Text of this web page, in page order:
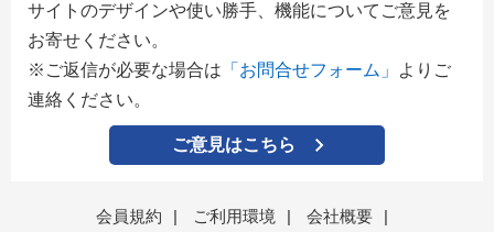
サイトのデザインや使い勝手、機能についてご意見を
お寄せください。
※ご返信が必要な場合は 「お問合せフォーム」
よりご
連絡ください。
ご意見はこちら
会員規約 | ご利用環境 | 会社概要
|